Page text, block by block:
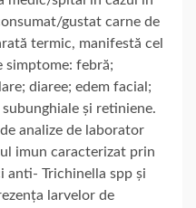
gustat carne de
termic, manifestă cel
febră;
diaree; edem facial;
și retiniene.
analize de laborator
imun caracterizat prin
anti- Trichinella spp și
larvelor de